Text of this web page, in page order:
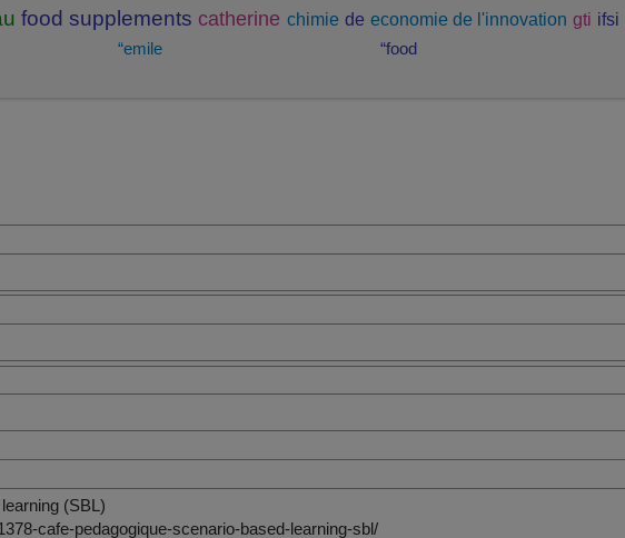
food supplements catherine chimie de economie de l'innovation gti ifsi
“emile “food